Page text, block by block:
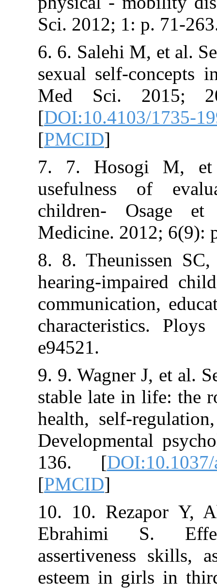
Sci. 2012; 1: p.
6. 6. Salehi M,
sexual self-
Med Sci.
[DOI:10.4103/
[PMCID
7. 7. Hosogi
usefulness
children-
Medicine.
8. 8.
hearing-
e94521.
9. 9. Wagner J,
stable late in
health, self-
136. [
[PMCID
10. 10.
Ebrahimi
assertiveness
esteem in